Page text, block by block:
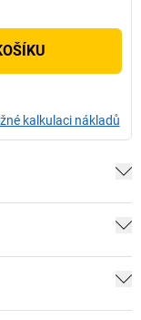
kalkulaci nákladů